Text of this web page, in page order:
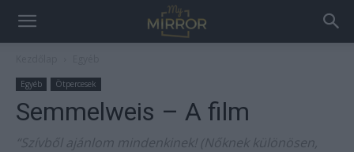
Egyéb Ötpercesek
Semmelweis – A film
“Szívből ajánlom mindenkinek! (Nőknek különösen,